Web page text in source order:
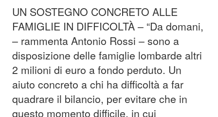
UN SOSTEGNO CONCRETO ALLE
FAMIGLIE IN DIFFICOLTÀ – “Da domani,
– rammenta Antonio Rossi – sono a
disposizione delle famiglie lombarde altri
2 milioni di euro a fondo perduto. Un
aiuto concreto a chi ha difficoltà a far
quadrare il bilancio, per evitare che in
questo momento difficile, in cui